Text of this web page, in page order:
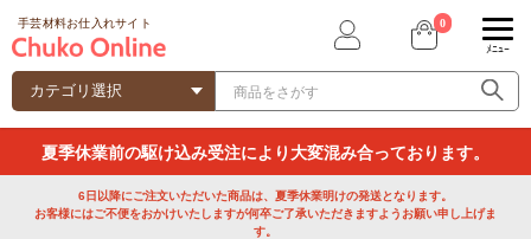
手芸材料お仕入れサイト 0
ﾒﾆｭｰ
夏季休業前の駆け込み受注により大変混み合っております。
6日以降にご注文いただいた商品は、夏季休業明けの発送となります。
お客様にはご不便をおかけいたしますが何卒ご了承いただきますようお願い申し上げま
す。